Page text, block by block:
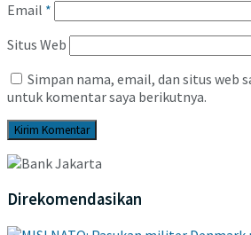
Email *
Situs Web
Simpan nama, email, dan situs web
untuk komentar saya berikutnya.
Direkomendasikan